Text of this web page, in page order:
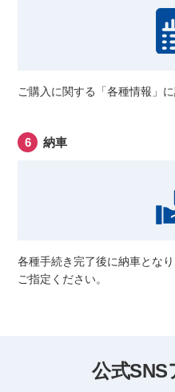
ご購入に関する「各種情報」
納車
各種手続き完了後に納車とな
ご指定ください。
公式SNS